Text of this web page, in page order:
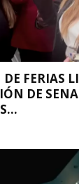
FERIAS
DE